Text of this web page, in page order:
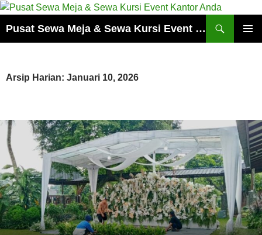
Pusat Sewa Meja & Sewa Kursi Event Kantor Anda
Arsip Harian: Januari 10, 2026